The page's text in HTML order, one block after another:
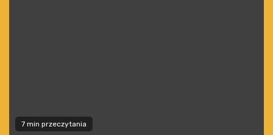
7 min przeczytania